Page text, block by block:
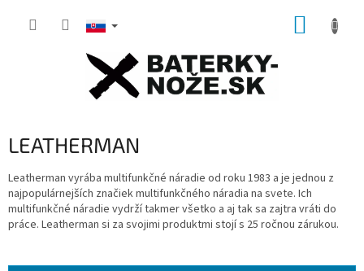
LEATHERMAN
Leatherman vyrába multifunkčné náradie od roku 1983 a je jednou z
najpopulárnejších značiek multifunkčného náradia na svete. Ich
multifunkčné náradie vydrží takmer všetko a aj tak sa zajtra vráti do
práce. Leatherman si za svojimi produktmi stojí s 25 ročnou zárukou.